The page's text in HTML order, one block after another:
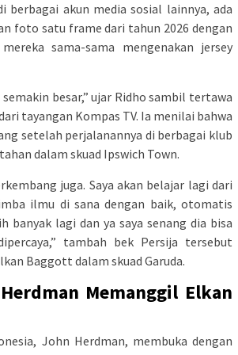
berbagai akun media sosial lainnya, ada
foto satu frame dari tahun 2026 dengan
sama-sama mengenakan jersey
besar,” ujar Ridho sambil tertawa
tayangan Kompas TV. Ia menilai bahwa
setelah perjalanannya di berbagai klub
dalam skuad Ipswich Town.
juga. Saya akan belajar lagi dari
ilmu di sana dengan baik, otomatis
banyak lagi dan ya saya senang dia bisa
tambah bek Persija tersebut
Baggott dalam skuad Garuda.
Memanggil Elkan
John Herdman, membuka dengan